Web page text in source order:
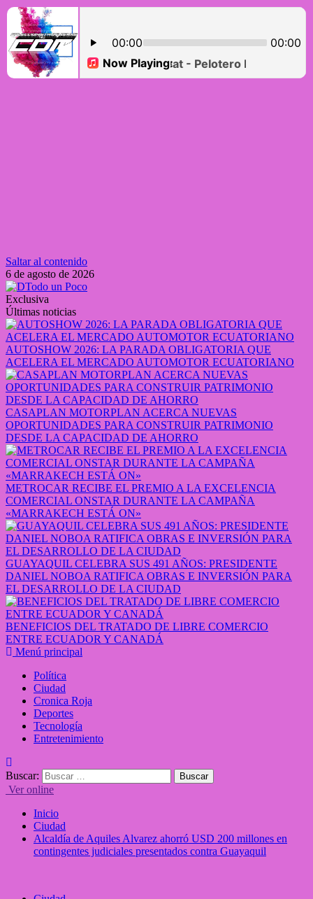
Saltar al contenido
6 de agosto de 2026
Exclusiva
Últimas noticias
AUTOSHOW 2026: LA PARADA OBLIGATORIA QUE
ACELERA EL MERCADO AUTOMOTOR ECUATORIANO
CASAPLAN MOTORPLAN ACERCA NUEVAS
OPORTUNIDADES PARA CONSTRUIR PATRIMONIO
DESDE LA CAPACIDAD DE AHORRO
METROCAR RECIBE EL PREMIO A LA EXCELENCIA
COMERCIAL ONSTAR DURANTE LA CAMPAÑA
«MARRAKECH ESTÁ ON»
GUAYAQUIL CELEBRA SUS 491 AÑOS: PRESIDENTE
DANIEL NOBOA RATIFICA OBRAS E INVERSIÓN PARA
EL DESARROLLO DE LA CIUDAD
BENEFICIOS DEL TRATADO DE LIBRE COMERCIO
ENTRE ECUADOR Y CANADÁ
Menú principal
Política
Ciudad
Cronica Roja
Deportes
Tecnología
Entretenimiento
Buscar:
Ver online
Inicio
Ciudad
Alcaldía de Aquiles Alvarez ahorró USD 200 millones en
contingentes judiciales presentados contra Guayaquil